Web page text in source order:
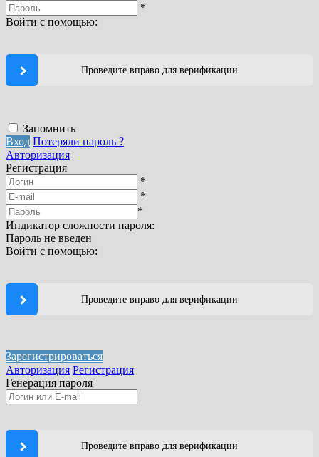
*
Войти с помощью:
Проведите вправо для верификации
Запомнить
Вход Потеряли пароль ?
Авторизация
Регистрация
*
*
*
Индикатор сложности пароля:
Пароль не введен
Войти с помощью:
Проведите вправо для верификации
Зарегистрироваться
Авторизация Регистрация
Генерация пароля
Проведите вправо для верификации